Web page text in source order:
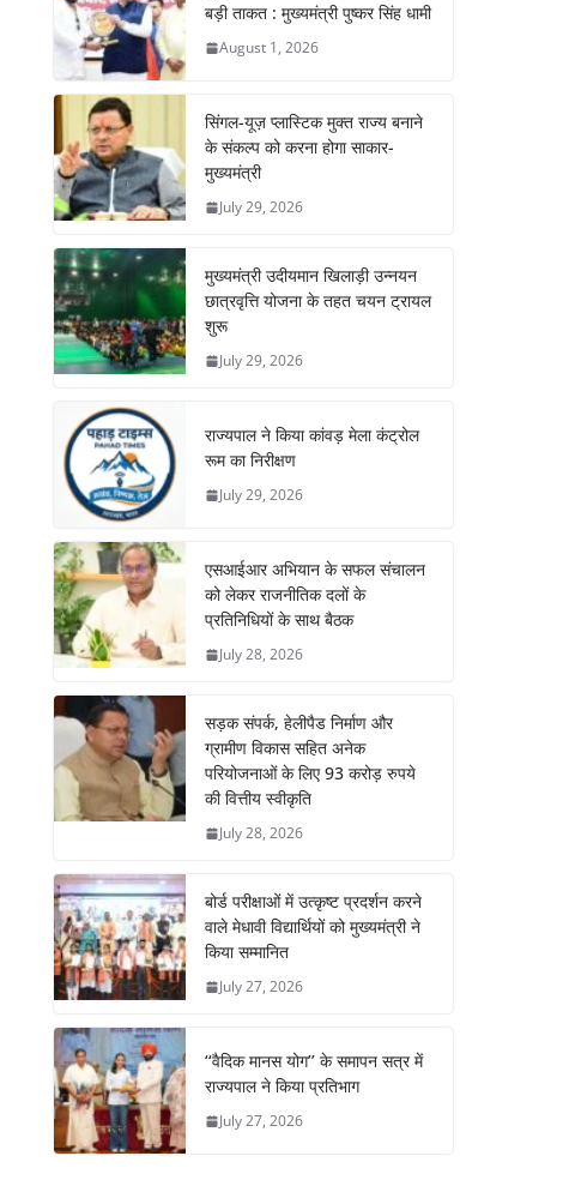
बड़ी ताकत : मुख्यमंत्री पुष्कर सिंह धामी
August 1, 2026
सिंगल-यूज़ प्लास्टिक मुक्त राज्य बनाने
के संकल्प को करना होगा साकार-
मुख्यमंत्री
July 29, 2026
मुख्यमंत्री उदीयमान खिलाड़ी उन्नयन
छात्रवृत्ति योजना के तहत चयन ट्रायल
शुरू
July 29, 2026
राज्यपाल ने किया कांवड़ मेला कंट्रोल
रूम का निरीक्षण
July 29, 2026
एसआईआर अभियान के सफल संचालन
को लेकर राजनीतिक दलों के
प्रतिनिधियों के साथ बैठक
July 28, 2026
सड़क संपर्क, हेलीपैड निर्माण और
ग्रामीण विकास सहित अनेक
परियोजनाओं के लिए 93 करोड़ रुपये
की वित्तीय स्वीकृति
July 28, 2026
बोर्ड परीक्षाओं में उत्कृष्ट प्रदर्शन करने
वाले मेधावी विद्यार्थियों को मुख्यमंत्री ने
किया सम्मानित
July 27, 2026
‘‘वैदिक मानस योग’’ के समापन सत्र में
राज्यपाल ने किया प्रतिभाग
July 27, 2026